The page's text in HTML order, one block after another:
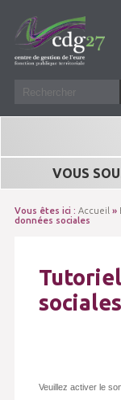
VOUS
Vous êtes ici : Accueil »
données sociales
sociales
Veuillez activer le